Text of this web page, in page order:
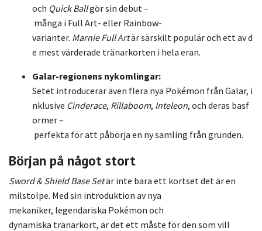
och QuickBallgörsin debut –
många i Full Art- eller Rainbow-
varianter. MarnieFullArtärsärskilt populäroch ett avd
e mest värderade tränarkorten i hela eran.
Galar-regionens nykomlingar:
Setet introduceraräven flera nya Pokémon från Galar, i
nklusive Cinderace, Rillaboom, Inteleon, och deras basf
ormer –
perfekta föratt påbörja en nysamling från grunden.
Början på något stort
Sword &ShieldBaseSetär inte bara ett kortset det ären
milstolpe. Med sin introduktion avnya
mekaniker, legendariska Pokémon och
dynamiska tränarkort, ärdet ett måste förden som vill